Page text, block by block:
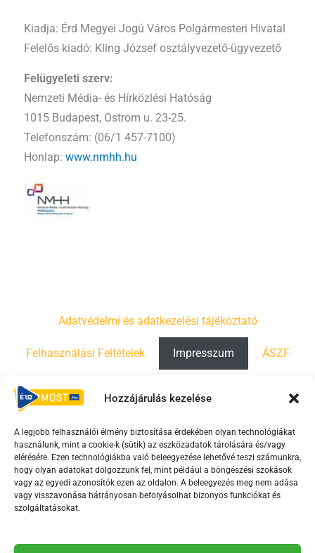
Hozzájárulás kezelése
A legjobb felhasználói élmény biztosítása érdekében olyan technológiákat
használunk, mint a cookie-k (sütik) az eszközadatok tárolására és/vagy
elérésére. Ezen technológiákba való beleegyezése lehetővé teszi számunkra,
hogy olyan adatokat dolgozzunk fel, mint például a böngészési szokások
vagy az egyedi azonosítók ezen az oldalon. A beleegyezés meg nem adása
vagy visszavonása hátrányosan befolyásolhat bizonyos funkciókat és
szolgáltatásokat.
Kiadja: Érd Megyei Jogú Város Polgármesteri Hivatal
Felelős kiadó: Kling József osztályvezető-ügyvezető
Felügyeleti szerv:
Nemzeti Média- és Hírközlési Hatóság
1015 Budapest, Ostrom u. 23-25.
Telefonszám: (06/1 457-7100)
Honlap: www.nmhh.hu
Adatvédelmi és adatkezelési tájékoztató
Felhasználási Feltételek Impresszum ÁSZF
F
a
c
e
b
o
Y
o
u
t
u
e
T
i
k
t
Az Érd Média médiaszolgáltatási tevékenységét a